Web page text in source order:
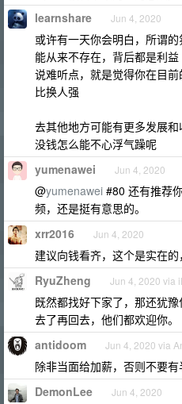
learnshare Jun 4, 2020
或许有一天你会明白，所谓
能从来不存在，背后都是利益
说难听点，就是觉得你在目
比换人强
去其他地方可能有更多发展
没钱怎么能不心浮气躁呢
yumenawei Jun 4, 2020
@yumenawei #80 还有推荐
频，还是挺有意思的。
xrr2016 Jun 4, 2020
建议向钱看齐，这个是实在的
RyuZheng Jun 4, 2020 via
既然都找好下家了，那还犹
去了再回去，他们都欢迎你。
antidoom Jun 4, 2020 via
除非当面给加薪，否则不要有
DemonLee Jun 4, 2020